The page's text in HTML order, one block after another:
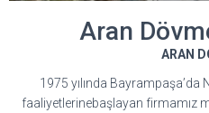
Aran
ARAN
1975 yılında Bayrampaşa’da
faaliyetlerinebaşlayan firmamız